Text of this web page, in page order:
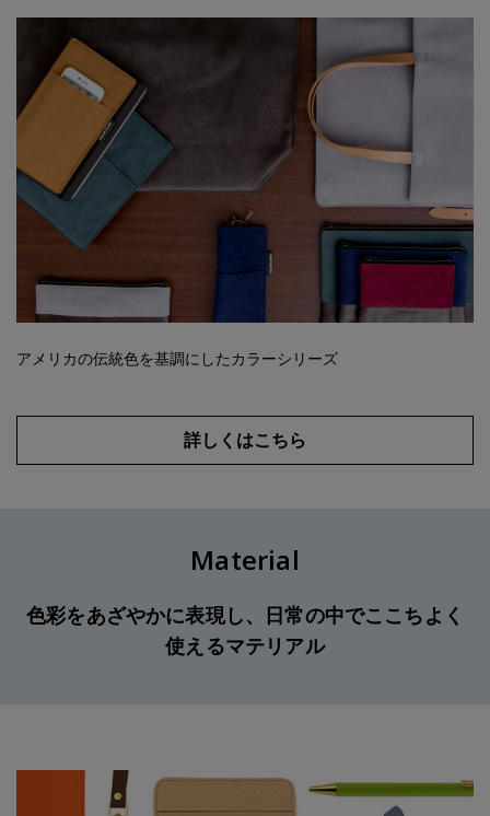
アメリカの伝統色を基調にしたカラーシリーズ
詳しくはこちら
Material
色彩をあざやかに表現し、日常の中でここちよく
使えるマテリアル